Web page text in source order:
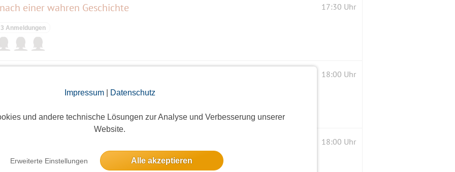
Impressum| Datenschutz
und andere technische Lösungen zur Analyse und Verbesserung unserer
Website.
Erweiterte Einstellungen Alle akzeptieren
einer wahren Geschichte 17:30 Uhr
3 Anmeldungen
– Kein Gipfel ist größer als das Leben 18:00 Uhr
& Co. 18:00 Uhr
11 Anmeldungen